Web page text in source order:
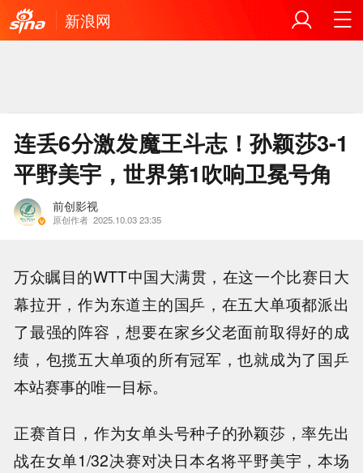
新浪网
连丢6分激发魔王斗志！孙颖莎3-1
平野美宇，世界第1吹响卫冕号角
前创影视
原创作者 2025.10.03 23:35
万众瞩目的WTT中国大满贯，在这一个比赛日大
幕拉开，作为东道主的国乒，在五大单项都派出
了最强的阵容，想要在家乡父老面前取得好的成
绩，包揽五大单项的所有冠军，也就成为了国乒
本站赛事的唯一目标。
正赛首日，作为女单头号种子的孙颖莎，率先出
战在女单1/32决赛对决日本名将平野美宇，本场